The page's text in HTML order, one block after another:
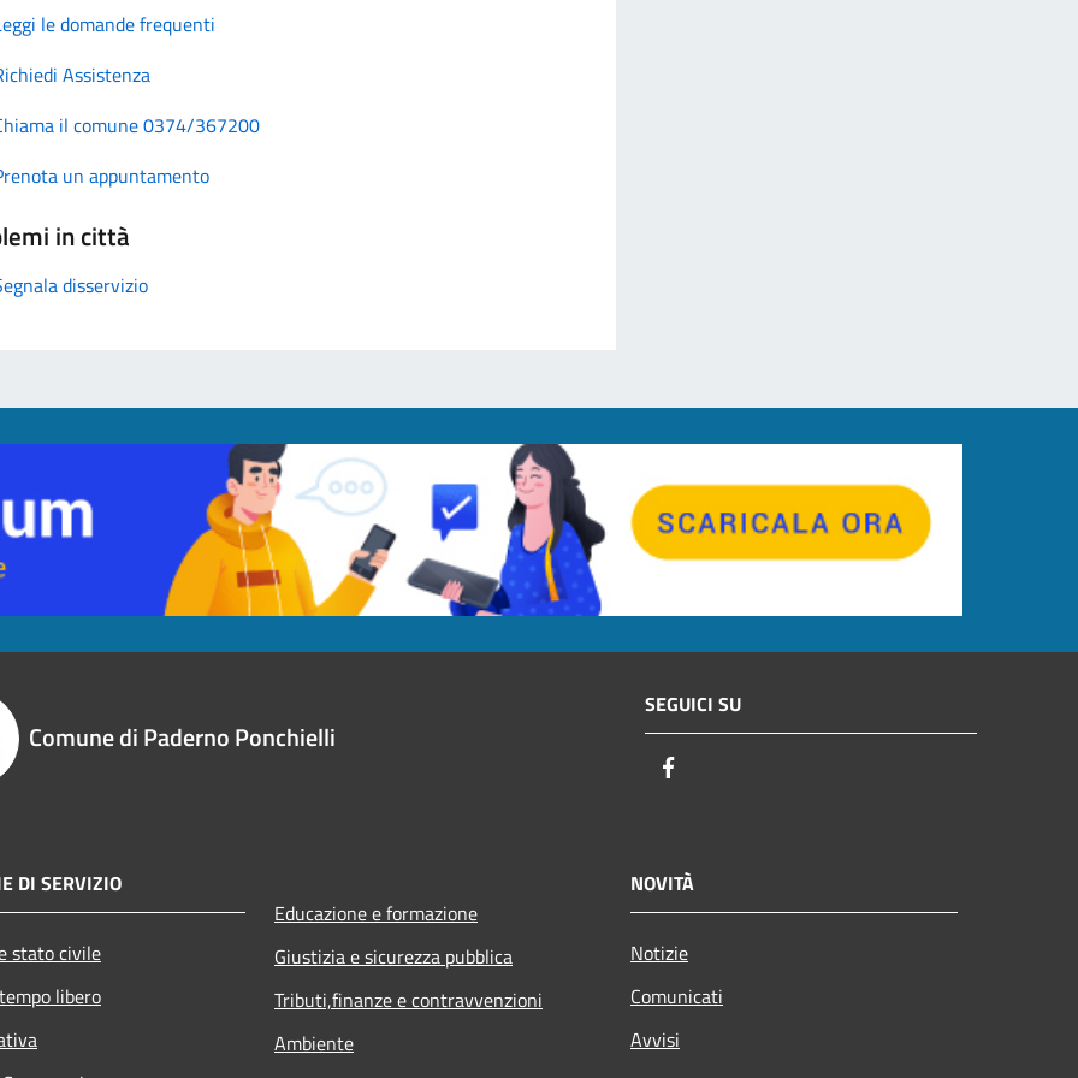
le domande frequenti
Assistenza
il comune 0374/367200
un appuntamento
in città
disservizio
Comune di Paderno Ponchielli
SEGUICI SU
DI SERVIZIO
stato civile
libero
Educazione e formazione
Giustizia e sicurezza pubblica
Tributi,finanze e contravvenzioni
Ambiente
NOVITÀ
Notizie
Comunicati
Avvisi